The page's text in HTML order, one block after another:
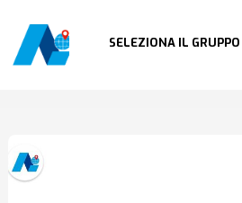
SELEZIONA IL GRUPPO